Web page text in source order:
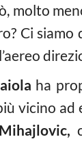
molto
Ci
ha
vicino